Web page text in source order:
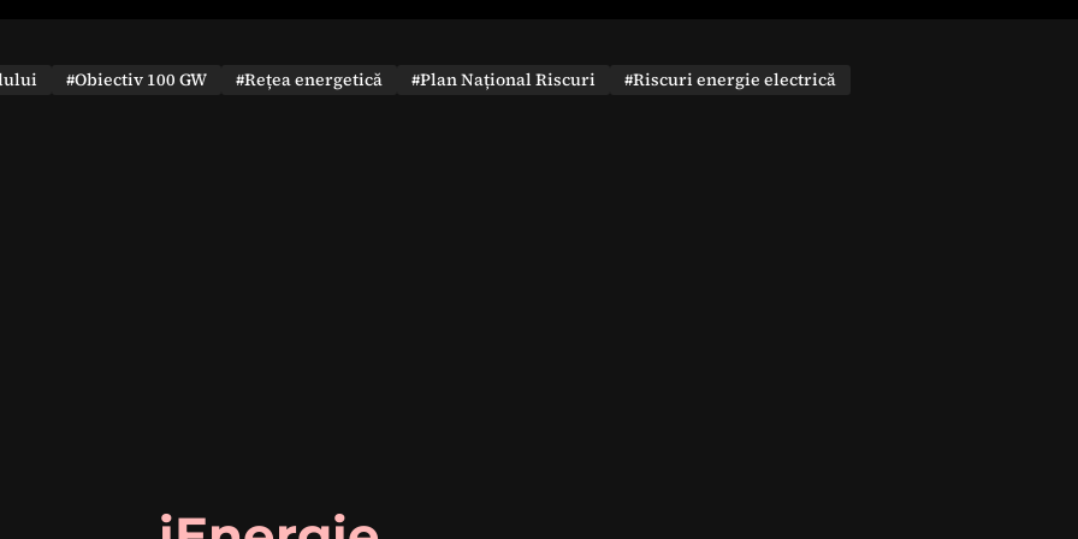
#Obiectiv 100 GW #Rețea energetică #Plan Național Riscuri
#Riscuri energie electrică